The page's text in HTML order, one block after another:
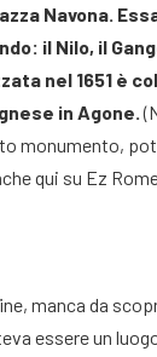
Navona.
il Nilo, il
nel 1651 è
in Agone.
monumento,
qui su Ez
manca da
essere un